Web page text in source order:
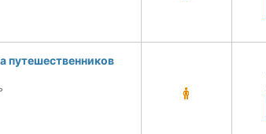
путешественников